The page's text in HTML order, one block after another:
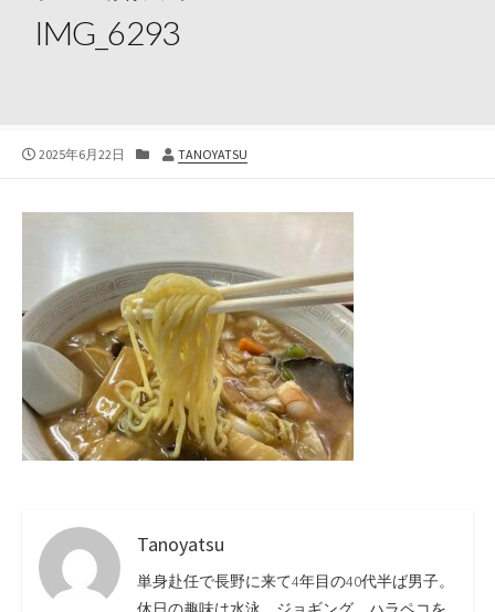
IMG_6293
公
2025年6月22日
カ
リ
投
TANOYATSU
Tanoyatsu
単身赴任で長野に来て4年目の40代半ば男子。